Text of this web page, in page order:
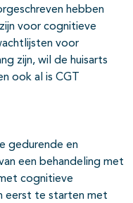
hebben
voor cognitieve
voor
zijn, wil de huisarts
ook al is CGT
gedurende en
een behandeling met
cognitieve
eerst te starten met